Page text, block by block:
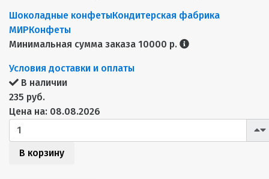
Шоколадные конфетыКондитерская фабрика
МИРКонфеты
Минимальная сумма заказа 10000 р.
Условия доставки и оплаты
В наличии
235 руб.
Цена на: 08.08.2026
В корзину